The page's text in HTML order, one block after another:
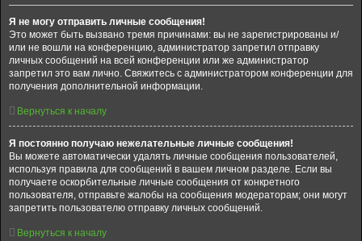
Я не могу отправить личные сообщения!
Это может быть вызвано тремя причинами: вы не зарегистрированы и/
или не вошли на конференцию, администратор запретил отправку
личных сообщений на всей конференции или же администратор
запретил это вам лично. Свяжитесь с администратором конференции для
получения дополнительной информации.
Вернуться к началу
Я постоянно получаю нежелательные личные сообщения!
Вы можете автоматически удалять личные сообщения пользователей,
используя правила для сообщений в вашем личном разделе. Если вы
получаете оскорбительные личные сообщения от конкретного
пользователя, отправьте жалобы на сообщения модераторам; они могут
запретить пользователю отправку личных сообщений.
Вернуться к началу